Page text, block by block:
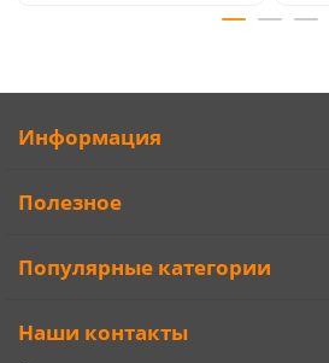
Информация
Полезное
Популярные категории
Наши контакты